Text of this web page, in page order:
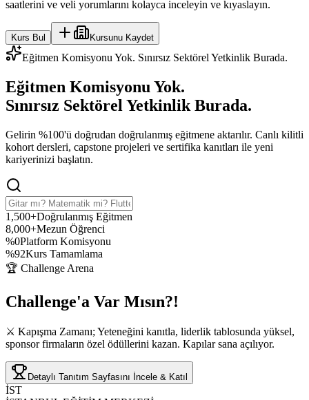
saatlerini ve veli yorumlarını kolayca inceleyin ve kıyaslayın.
Kurs Bul Kursunu Kaydet
Eğitmen Komisyonu Yok. Sınırsız Sektörel Yetkinlik Burada.
Eğitmen Komisyonu Yok.
Sınırsız Sektörel YetkinlikBurada.
Gelirin %100'ü doğrudan doğrulanmış eğitmene aktarılır. Canlı kilitli
kohort dersleri, capstone projeleri ve sertifika kanıtları ile yeni
kariyerinizi başlatın.
1,500+Doğrulanmış Eğitmen
8,000+Mezun Öğrenci
%0Platform Komisyonu
%92Kurs Tamamlama
🏆 Challenge Arena
Challenge'a Var Mısın?!
⚔️ Kapışma Zamanı; Yeteneğini kanıtla, liderlik tablosunda yüksel,
sponsor firmaların özel ödüllerini kazan. Kapılar sana açılıyor.
Detaylı Tanıtım Sayfasını İncele & Katıl
İST